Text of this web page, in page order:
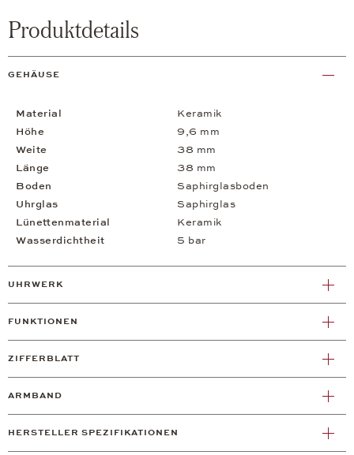
Produktdetails
GEHÄUSE
Material
Keramik
Höhe
9,6 mm
Weite
38 mm
Länge
38 mm
Boden
Saphirglasboden
Uhrglas
Saphirglas
Lünettenmaterial
Keramik
Wasserdichtheit
5 bar
UHRWERK
FUNKTIONEN
ZIFFERBLATT
ARMBAND
HERSTELLER SPEZIFIKATIONEN